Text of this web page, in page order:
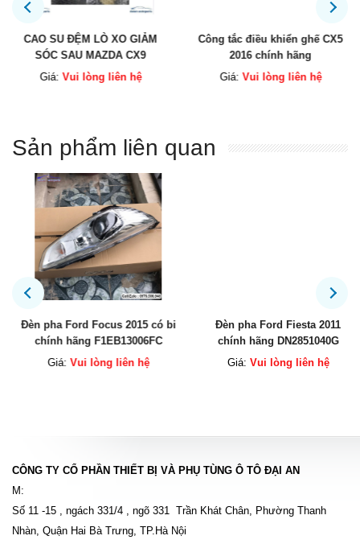
CAO SU ĐỆM LÒ XO GIẢM
SÓC SAU MAZDA CX9
Giá: Vui lòng liên hệ
Công tắc điều khiển ghế CX5
2016 chính hãng
Giá: Vui lòng liên hệ
Sản phẩm liên quan
Đèn pha Ford Focus 2015 có bi
chính hãng F1EB13006FC
F1EB13005FC
Giá:Vui lòng liên hệ
Đèn pha Ford Fiesta 2011
chính hãng DN2851040G
DN2851030J
Giá:Vui lòng liên hệ
CÔNG TY CỔ PHẦN THIẾT BỊ VÀ PHỤ TÙNG Ô TÔ ĐẠI AN
M:
Số 11 -15 , ngách 331/4 , ngõ 331 Trần Khát Chân, Phường Thanh
Nhàn, Quận Hai Bà Trưng, TP.Hà Nội